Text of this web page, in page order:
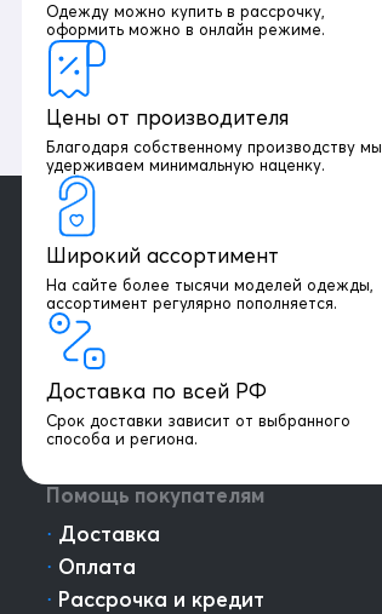
Одежду можно купить в рассрочку,
оформить можно в онлайн режиме.
Цены от производителя
Благодаря собственному производству мы
удерживаем минимальную наценку.
Широкий ассортимент
На сайте более тысячи моделей одежды,
ассортимент регулярно пополняется.
Доставка по всей РФ
Срок доставки зависит от выбранного
способа и региона.
+7 903 003 03 79
Онлайн консультация
Помощь покупателям
⋅ Доставка
⋅ Оплата
⋅ Рассрочка и кредит